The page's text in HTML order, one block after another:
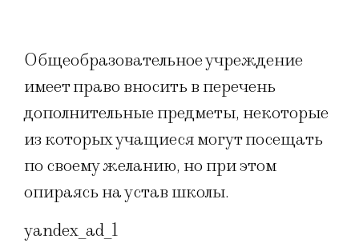
Общеобразовательное учреждение
имеет право вносить в перечень
дополнительные предметы, некоторые
из которых учащиеся могут посещать
по своему желанию, но при этом
опираясь на устав школы.
yandex_ad_1